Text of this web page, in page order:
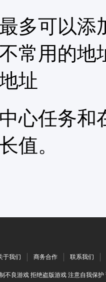
多可以添
常用的
址
心任务和
值。
于我们 商务合作 联系我们
不良游戏 拒绝盗版游戏 注意自我保